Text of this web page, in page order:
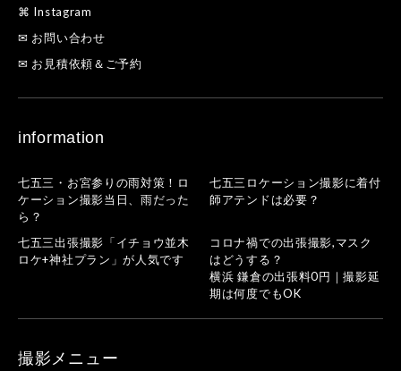
⌘ Instagram
✉ お問い合わせ
✉ お見積依頼＆ご予約
information
七五三・お宮参りの雨対策！ロ
ケーション撮影当日、雨だった
ら？
七五三ロケーション撮影に着付
師アテンドは必要？
七五三出張撮影「イチョウ並木
ロケ+神社プラン」が人気です
コロナ禍での出張撮影,マスク
はどうする？
横浜 鎌倉の出張料0円｜撮影延
期は何度でもOK
撮影メニュー